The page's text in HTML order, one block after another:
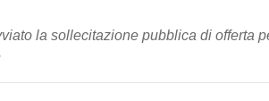
la sollecitazione pubblica di offerta